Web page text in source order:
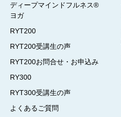
ディープマインドフルネス®
ヨガ
RYT200
RYT200受講生の声
RYT200お問合せ・お申込み
RY300
RYT300受講生の声
よくあるご質問